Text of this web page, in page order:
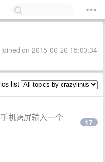
on 2015-06-26 15:00:34
list
机跨屏输入一个
17